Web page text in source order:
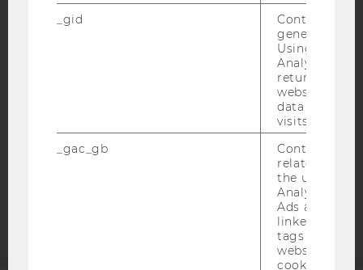
BARRIEREFREIHEITSERKLÄRUNG WEBSEITE
DATENSCHUTZERKLÄRUNG SOCIAL MEDIA
STUDIENBEWERBER*INNEN UND STUDIERENDE
COOKIE EINSTELLUNGEN
Barrierefreiheitserklärung
_gid
Contains a
generated
Using this
Analytics can
returning
website and
data from
visits.
_gac_gb
Contains
related
the user. If
Analytics and
Ads accounts
linked, the
tags on the
website read
cookie.